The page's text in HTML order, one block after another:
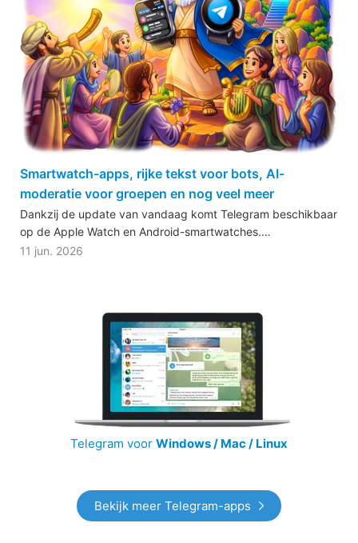
Smartwatch-apps, rijke tekst voor bots, AI-
moderatie voor groepen en nog veel meer
Dankzij de update van vandaag komt Telegram beschikbaar
op de Apple Watch en Android-smartwatches.…
11 jun. 2026
Telegram voor Windows / Mac / Linux
Bekijk meer Telegram-apps